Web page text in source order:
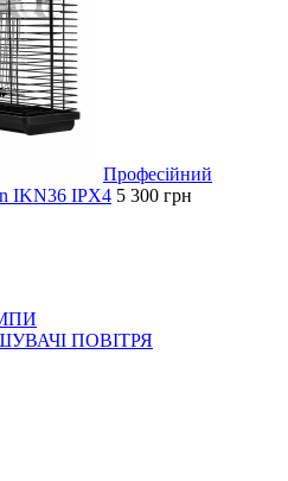
Професійний
IKN36 IPX4 5 300 грн
ПОВІТРЯ